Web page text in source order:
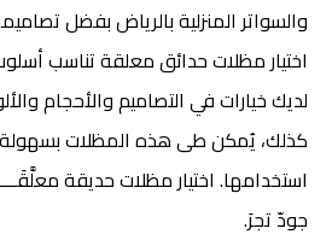
والسواتر المنزلية بالرياضبفضل
اختيار مظلات حدائق معلقة تناسب
لديك خيارات في التصاميم والأحجام
كذلك، يُمكن طى هذه المظلات بسهولة
استخدامها. اختيار مظلات حديقة
جودّ تجرَ.